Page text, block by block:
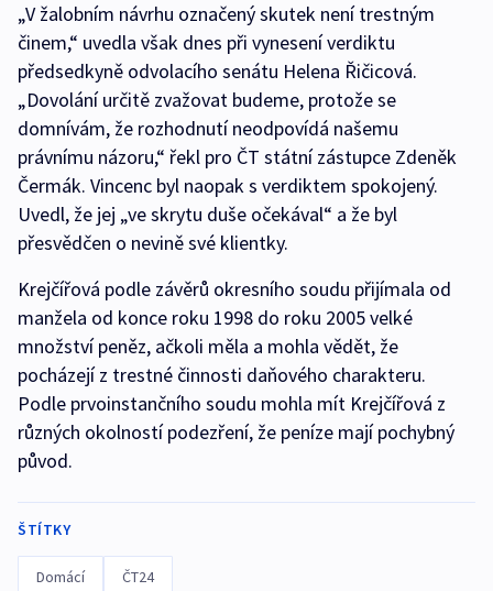
„V žalobním návrhu označený skutek není trestným
činem,“ uvedla však dnes při vynesení verdiktu
předsedkyně odvolacího senátu Helena Řičicová.
„Dovolání určitě zvažovat budeme, protože se
domnívám, že rozhodnutí neodpovídá našemu
právnímu názoru,“ řekl pro ČT státní zástupce Zdeněk
Čermák. Vincenc byl naopak s verdiktem spokojený.
Uvedl, že jej „ve skrytu duše očekával“ a že byl
přesvědčen o nevině své klientky.
Krejčířová podle závěrů okresního soudu přijímala od
manžela od konce roku 1998 do roku 2005 velké
množství peněz, ačkoli měla a mohla vědět, že
pocházejí z trestné činnosti daňového charakteru.
Podle prvoinstančního soudu mohla mít Krejčířová z
různých okolností podezření, že peníze mají pochybný
původ.
ŠTÍTKY
Domácí ČT24